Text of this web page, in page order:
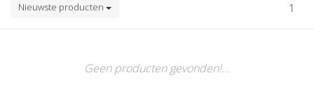
Nieuwste producten 1
Geen producten gevonden!...